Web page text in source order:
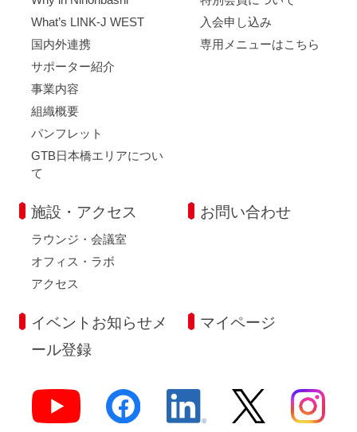
What’s LINK-J WEST
国内外連携
サポーター紹介
事業内容
組織概要
パンフレット
GTB日本橋エリアについ
て
入会申し込み
専用メニューはこちら
施設・アクセス
ラウンジ・会議室
オフィス・ラボ
アクセス
お問い合わせ
イベントお知らせメ
ール登録
マイページ